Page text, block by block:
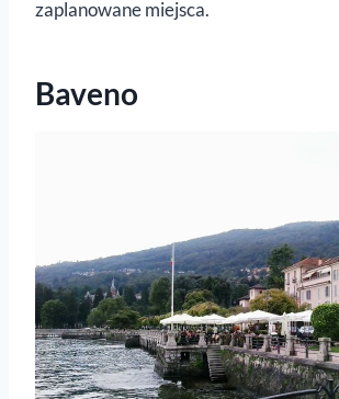
zaplanowane miejsca.
Baveno